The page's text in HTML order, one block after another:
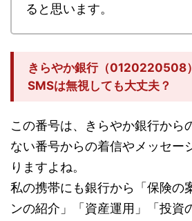
ると思います。
きらやか銀行（0120220508
SMSは無視しても大丈夫？
この番号は、きらやか銀行から
ない番号からの着信やメッセー
りますよね。
私の携帯にも銀行から「保険の
ンの紹介」「資産運用」「投資